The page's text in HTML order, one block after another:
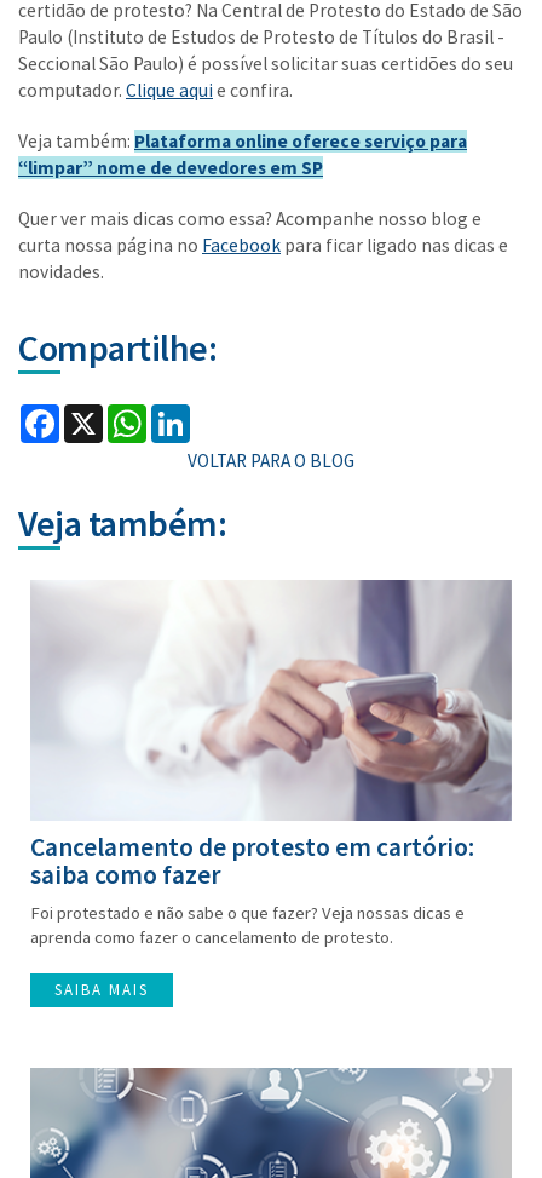
certidão de protesto? Na Central de Protesto do Estado de São
Paulo (Instituto de Estudos de Protesto de Títulos do Brasil -
Seccional São Paulo) é possível solicitar suas certidões do seu
computador. Clique aqui e confira.
Veja também: Plataforma online oferece serviço para
“limpar” nome de devedores em SP
Quer ver mais dicas como essa? Acompanhe nosso blog e
curta nossa página no Facebook para ficar ligado nas dicas e
novidades.
Compartilhe:
Facebook
X WhatsApp
VOLTAR PARA O BLOG
Veja também:
Cancelamento de protesto em cartório:
saiba como fazer
Foi protestado e não sabe o que fazer? Veja nossas dicas e
aprenda como fazer o cancelamento de protesto.
SAIBA MAIS